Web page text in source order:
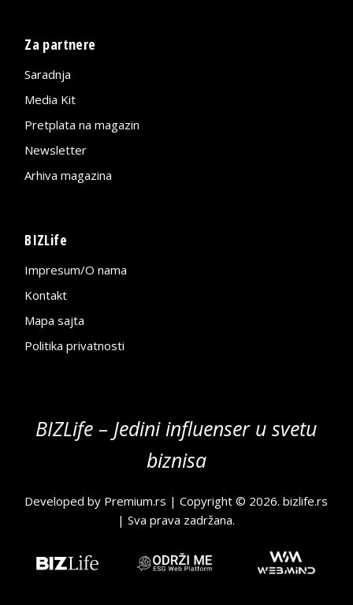
Za partnere
Saradnja
Media Kit
Pretplata na magazin
Newsletter
Arhiva magazina
BIZLife
Impresum/O nama
Kontakt
Mapa sajta
Politika privatnosti
BIZLife – Jedini influenser u svetu
biznisa
Developed by Premium.rs | Copyright © 2026.bizlife.rs
| Sva prava zadržana.